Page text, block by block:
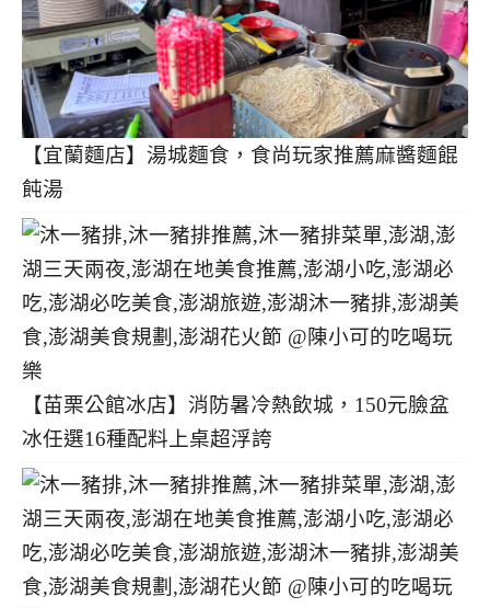
【宜蘭麵店】湯城麵食，食尚玩家推薦麻醬麵餛
飩湯
【苗栗公館冰店】消防暑冷熱飲城，150元臉盆
冰任選16種配料上桌超浮誇